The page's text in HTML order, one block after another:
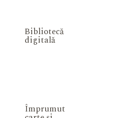
Bibliotecă
digitală
Împrumut